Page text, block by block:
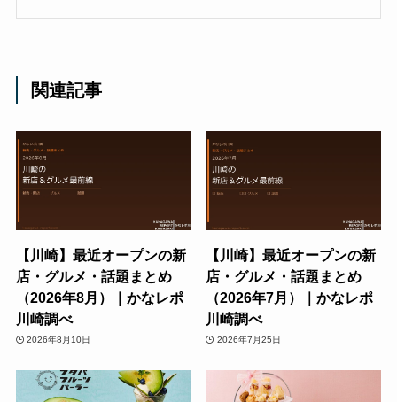
関連記事
【川崎】最近オープンの新
店・グルメ・話題まとめ
（2026年8月）｜かなレポ
川崎調べ
2026年8月10日
【川崎】最近オープンの新
店・グルメ・話題まとめ
（2026年7月）｜かなレポ
川崎調べ
2026年7月25日